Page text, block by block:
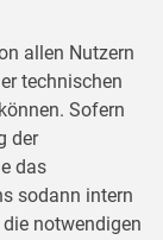
allen Nutzern
technischen
Sofern
der
das
sodann intern
notwendigen